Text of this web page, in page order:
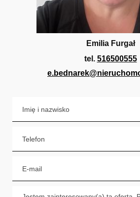
Emilia Furgał
tel. 516500555